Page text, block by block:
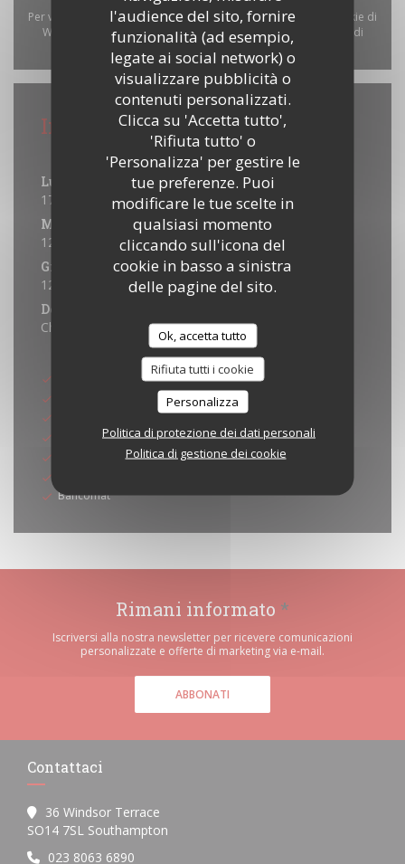
l'audience del sito, fornire
funzionalità (ad esempio,
legate ai social network) o
visualizzare pubblicità o
contenuti personalizzati.
Clicca su 'Accetta tutto',
'Rifiuta tutto' o
'Personalizza' per gestire le
tue preferenze. Puoi
modificare le tue scelte in
qualsiasi momento
cliccando sull'icona del
cookie in basso a sinistra
delle pagine del sito.
Ok, accetta tutto
Rifiuta tutti i cookie
Personalizza
Politica di protezione dei dati personali
Politica di gestione dei cookie
Per visualizzare la mappa interattiva Waze, devi accettare i cookie di
Waze Map (Google). Questi cookie possono raccogliere dati di
navigazione e localizzazione.
Consenti
Informazioni pratiche
Orari
Lunedi
17:00 - 21:30
Mar
12:00 - 21:30
Gio
12:00 - 22:00
Domenica
Chiuso
Metodo di pagamento
Eurocard / Mastercard
Bancomat
Rimani informato *
Iscriversi alla nostra newsletter per ricevere comunicazioni
personalizzate e offerte di marketing via e-mail.
ABBONATI
Contattaci
36 Windsor Terrace
SO14 7SL Southampton
023 8063 6890